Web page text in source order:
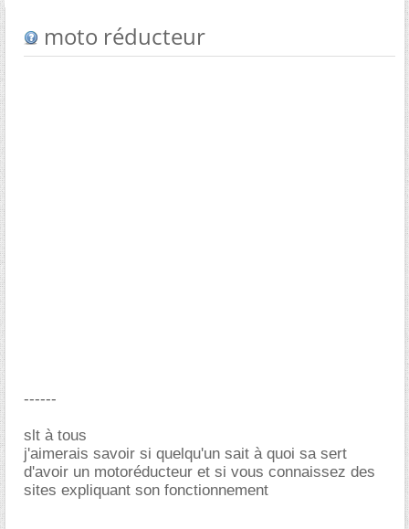
moto réducteur
------
slt à tous
j'aimerais savoir si quelqu'un sait à quoi sa sert
d'avoir un motoréducteur et si vous connaissez des
sites expliquant son fonctionnement